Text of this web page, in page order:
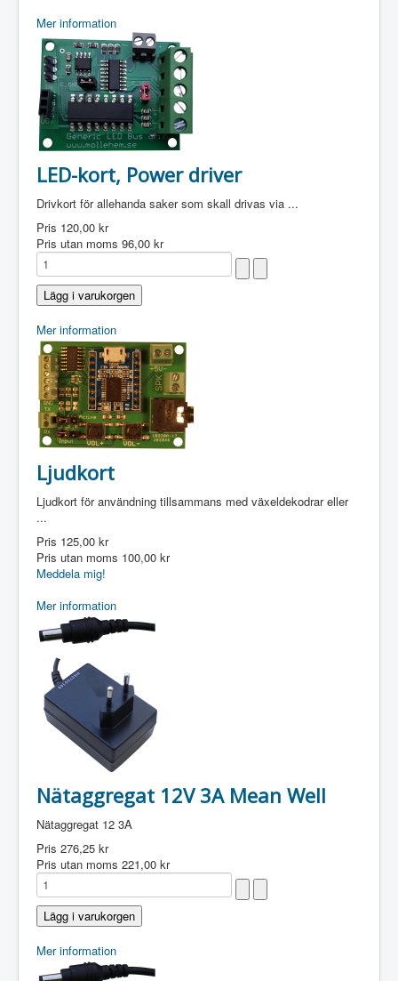
Mer information
LED-kort, Power driver
Drivkort för allehanda saker som skall drivas via ...
Pris 120,00 kr
Pris utan moms 96,00 kr
Mer information
Ljudkort
Ljudkort för användning tillsammans med växeldekodrar eller
...
Pris 125,00 kr
Pris utan moms 100,00 kr
Meddela mig!
Mer information
Nätaggregat 12V 3A Mean Well
Nätaggregat 12 3A
Pris 276,25 kr
Pris utan moms 221,00 kr
Mer information